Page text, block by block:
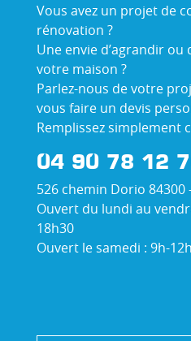
Vous avez un projet de
rénovation ?
Une envie d’agrandir ou
votre maison ?
Parlez-nous de votre
vous faire un devis
Remplissez simplement
04 90 78 12
526 chemin Dorio 84300
Ouvert du lundi au
18h30
Ouvert le samedi : 9h-12h